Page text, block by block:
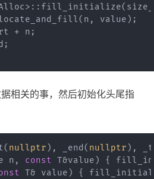
>:: fill_initialize(
( n , value );
+ n ;
;
相关的事，然后初始化头尾指
( nullptr ), _end ( nullptr ),
n , const T&value ) {
T& value ) {